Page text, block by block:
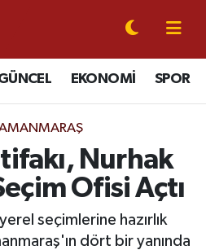
EKONOMİ SPOR
Nurhak
Ofisi Açtı
seçimlerine hazırlık
dört bir yanında
Eczaneler
Durumu
Vakitleri
Yoğunluk Haritası
ve Fikstür